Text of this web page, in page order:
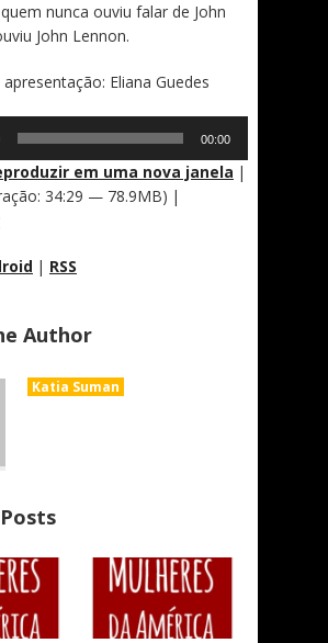
nunca ouviu falar de John
John Lennon.
Eliana Guedes
00:00
em uma nova janela |
34:29 — 78.9MB) |
| RSS
Author
Katia Suman